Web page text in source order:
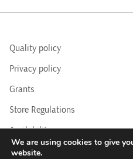
Quality policy
Privacy policy
Grants
Store Regulations
Availability
BIP
We are using cookies to give
website.